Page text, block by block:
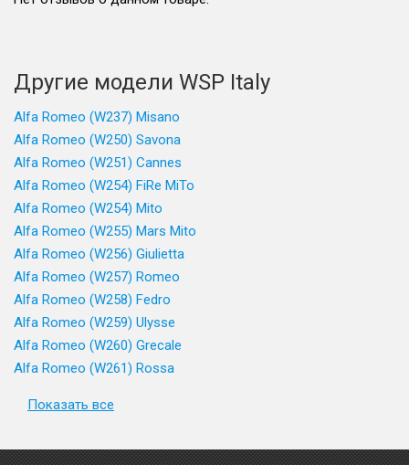
Другие модели WSP Italy
Alfa Romeo (W237) Misano
Alfa Romeo (W250) Savona
Alfa Romeo (W251) Cannes
Alfa Romeo (W254) FiRe MiTo
Alfa Romeo (W254) Mito
Alfa Romeo (W255) Mars Mito
Alfa Romeo (W256) Giulietta
Alfa Romeo (W257) Romeo
Alfa Romeo (W258) Fedro
Alfa Romeo (W259) Ulysse
Alfa Romeo (W260) Grecale
Alfa Romeo (W261) Rossa
Показать все